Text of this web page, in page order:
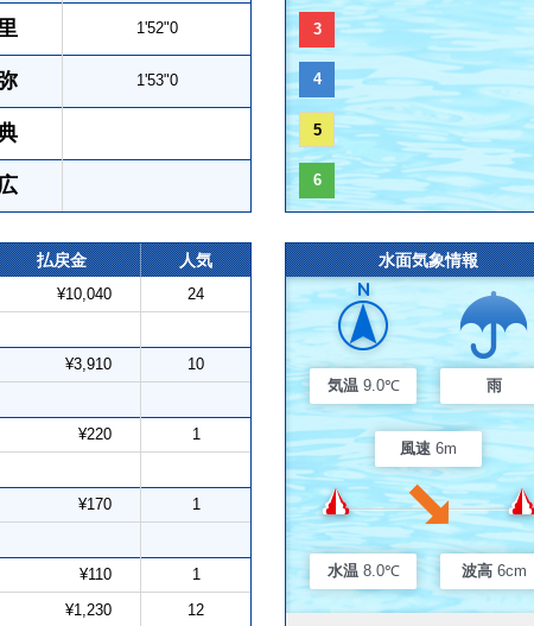
1'52"0
1'53"0
3
4
5
6
払戻金 人気
¥10,040 24
¥3,910 10
¥220 1
¥170 1
¥110 1
¥1,230 12
水面気象情報
気温 9.0℃ 雨
風速 6m
水温 8.0℃ 波高 6cm